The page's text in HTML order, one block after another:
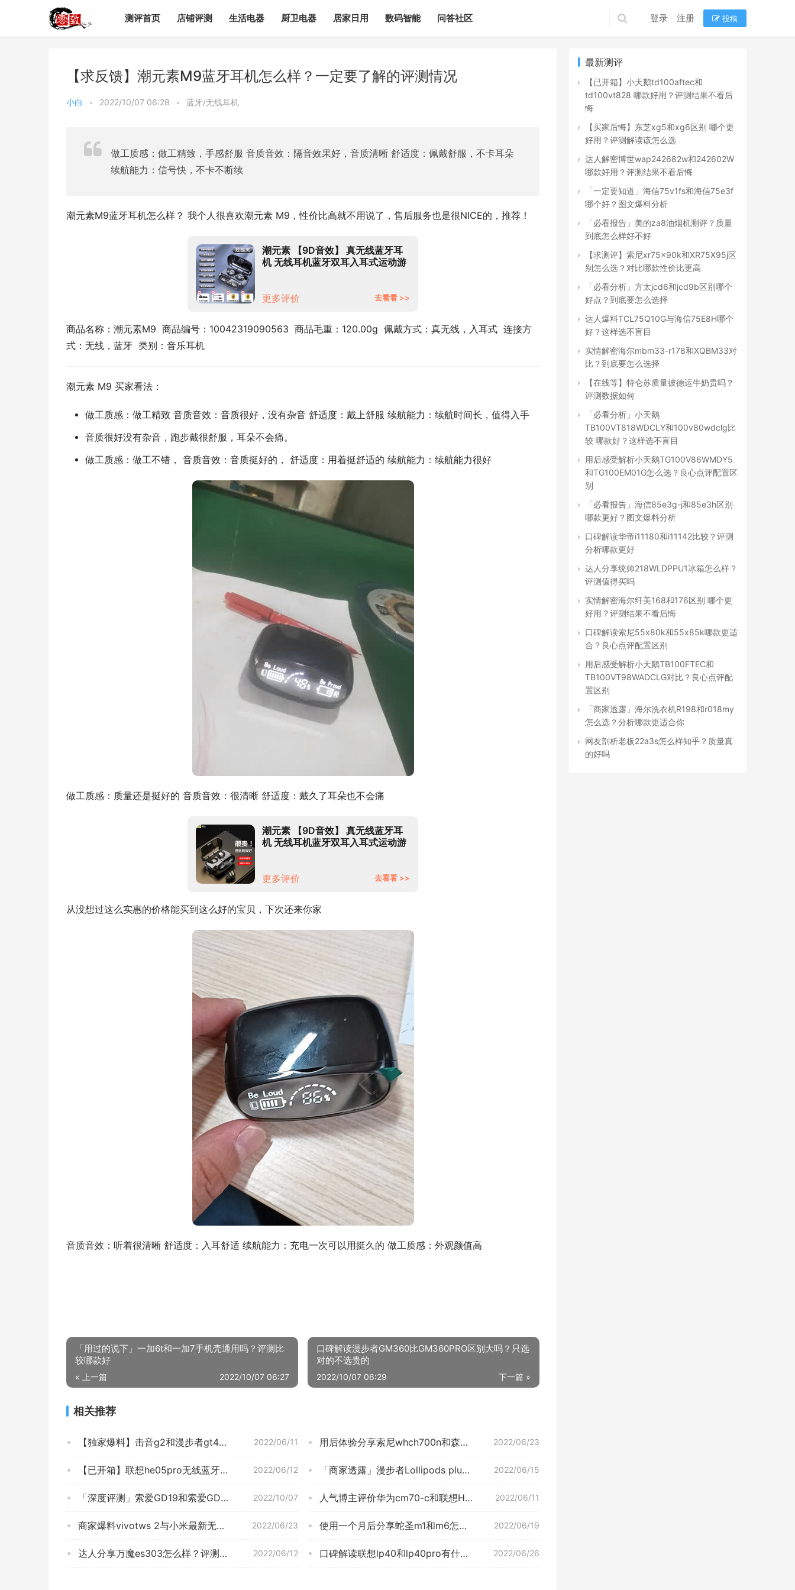
测评首页 店铺评测 生活电器 厨卫电器 居家日用 数码智能 问答社区 登录 注册 投稿
【求反馈】潮元素M9蓝牙耳机怎么样？一定要了解的评测情况
小白 • 2022/10/07 06:28 • 蓝牙/无线耳机
做工质感：做工精致，手感舒服 音质音效：隔音效果好，音质清晰 舒适度：佩戴舒服，不卡耳朵
续航能力：信号快，不卡不断续
潮元素M9蓝牙耳机怎么样？ 我个人很喜欢潮元素 M9，性价比高就不用说了，售后服务也是很NICE的，推荐！
潮元素 【9D音效】 真无线蓝牙耳
机 无线耳机蓝牙双耳入耳式运动游
效】3年质保
更多评价 去看看 >>
商品名称：潮元素M9  商品编号：10042319090563  商品毛重：120.00g  佩戴方式：真无线，入耳式  连接方
式：无线，蓝牙  类别：音乐耳机
潮元素 M9 买家看法：
做工质感：做工精致 音质音效：音质很好，没有杂音 舒适度：戴上舒服 续航能力：续航时间长，值得入手
音质很好没有杂音，跑步戴很舒服，耳朵不会痛。
做工质感：做工不错， 音质音效：音质挺好的， 舒适度：用着挺舒适的 续航能力：续航能力很好
做工质感：质量还是挺好的 音质音效：很清晰 舒适度：戴久了耳朵也不会痛
潮元素 【9D音效】 真无线蓝牙耳
机 无线耳机蓝牙双耳入耳式运动游
效】3年质保
更多评价 去看看 >>
从没想过这么实惠的价格能买到这么好的宝贝，下次还来你家
音质音效：听着很清晰 舒适度：入耳舒适 续航能力：充电一次可以用挺久的 做工质感：外观颜值高
「用过的说下」一加6t和一加7手机壳通用吗？评测比
较哪款好
« 上一篇 2022/10/07 06:27
口碑解读漫步者GM360比GM360PRO区别大吗？只选
对的不选贵的
下一篇 »
2022/10/07 06:29
相关推荐
2022/06/11
【独家爆料】击音g2和漫步者gt4蓝牙耳机哪个好？深度剖析功能区别 2022/06/23
用后体验分享索尼whch700n和森海hd450bt 哪个更好用？深度剖析功能区别
2022/06/12
【已开箱】联想he05pro无线蓝牙耳机怎么样？评测质量好不好 2022/06/15
「商家透露」漫步者Lollipods plus和荣耀earbuds2se哪款更适合？谁是性价比之王
2022/10/07
「深度评测」索爱GD19和索爱GD06哪个好？到底要怎么选择 2022/06/11
人气博主评价华为cm70-c和联想HE05X哪个好？图文爆料分析
2022/06/23
商家爆料vivotws 2与小米最新无限耳机是？功能真的不好吗 2022/06/19
使用一个月后分享蛇圣m1和m6怎么选？告诉你哪款性价比高
2022/06/12
达人分享万魔es303怎么样？评测性价比高吗 2022/06/26
口碑解读联想lp40和lp40pro有什么区别？评测质量好不好
最新测评
【已开箱】小天鹅td100aftec和
td100vt828 哪款好用？评测结果不看后
悔
【买家后悔】东芝xg5和xg6区别 哪个更
好用？评测解读该怎么选
达人解密博世wap242682w和242602W
哪款好用？评测结果不看后悔
「一定要知道」海信75v1fs和海信75e3f
哪个好？图文爆料分析
「必看报告」美的za8油烟机测评？质量
到底怎么样好不好
【求测评】索尼xr75x90k和XR75X95j区
别怎么选？对比哪款性价比更高
「必看分析」方太jcd6和jcd9b区别哪个
好点？到底要怎么选择
达人爆料TCL75Q10G与海信75E8H哪个
好？这样选不盲目
实情解密海尔mbm33-r178和XQBM33对
比？到底要怎么选择
【在线等】特仑苏质量彼德运牛奶贵吗？
评测数据如何
「必看分析」小天鹅
TB100VT818WDCLY和100v80wdclg比
较 哪款好？这样选不盲目
用后感受解析小天鹅TG100V86WMDY5
和TG100EM01G怎么选？良心点评配置区
别
「必看报告」海信85e3g-j和85e3h区别
哪款更好？图文爆料分析
口碑解读华帝i11180和i11142比较？评测
分析哪款更好
达人分享统帅218WLDPPU1冰箱怎么样？
评测值得买吗
实情解密海尔纤美168和176区别 哪个更
好用？评测结果不看后悔
口碑解读索尼55x80k和55x85k哪款更适
合？良心点评配置区别
用后感受解析小天鹅TB100FTEC和
TB100VT98WADCLG对比？良心点评配
置区别
「商家透露」海尔洗衣机R198和r018my
怎么选？分析哪款更适合你
网友剖析老板22a3s怎么样知乎？质量真
的好吗